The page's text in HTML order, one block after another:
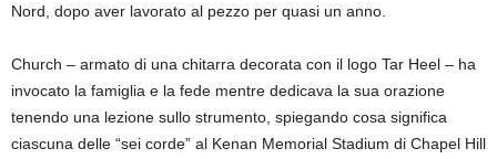
Nord, dopo aver lavorato al pezzo per quasi un anno.
Church – armato di una chitarra decorata con il logo Tar Heel – ha
invocato la famiglia e la fede mentre dedicava la sua orazione
tenendo una lezione sullo strumento, spiegando cosa significa
ciascuna delle “sei corde” al Kenan Memorial Stadium di Chapel Hill